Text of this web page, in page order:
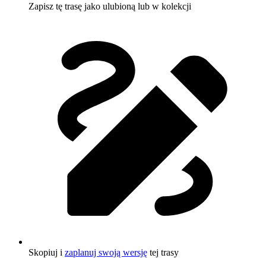
Zapisz tę trasę jako ulubioną lub w kolekcji
Skopiuj i zaplanuj swoją wersję tej trasy